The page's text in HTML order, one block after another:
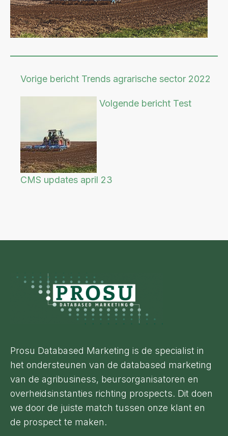
Vorige bericht Trends agrarische sector 2022
Volgende bericht Test
CMS updates april 23
Footer
Prosu Databased Marketing is de specialist in
het ondersteunen van de databased marketing
van de agribusiness, beursorganisatoren en
overheidsinstanties richting prospects. Dit doen
we door de juiste match tussen onze klant en
de prospect te maken.